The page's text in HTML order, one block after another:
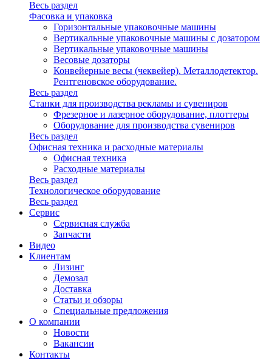
Весь раздел
Фасовка и упаковка
Горизонтальные упаковочные машины
Вертикальные упаковочные машины с дозатором
Вертикальные упаковочные машины
Весовые дозаторы
Конвейерные весы (чеквейер). Металлодетектор.
Рентгеновское оборудование.
Весь раздел
Станки для производства рекламы и сувениров
Фрезерное и лазерное оборудование, плоттеры
Оборудование для производства сувениров
Весь раздел
Офисная техника и расходные материалы
Офисная техника
Расходные материалы
Весь раздел
Технологическое оборудование
Весь раздел
Сервис
Сервисная служба
Запчасти
Видео
Клиентам
Лизинг
Демозал
Доставка
Статьи и обзоры
Специальные предложения
О компании
Новости
Вакансии
Контакты